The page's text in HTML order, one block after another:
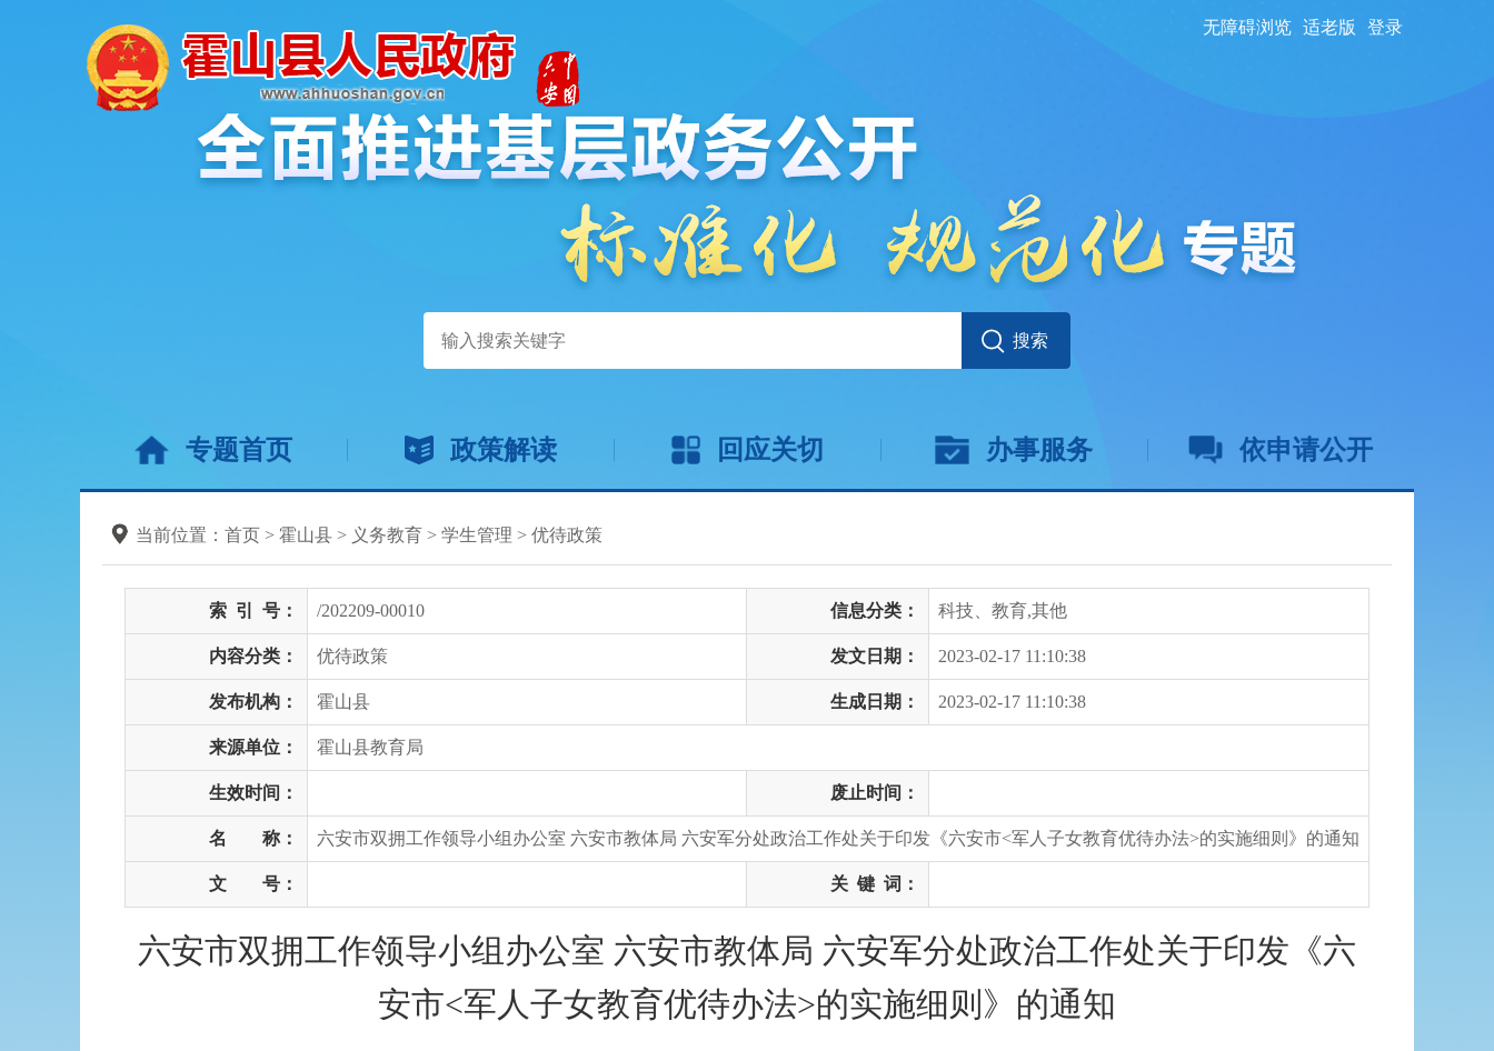
无障碍浏览 适老版 登录
专题首页 政策解读 回应关切 办事服务 依申请公开
当前位置： 首页 > 霍山县 > 义务教育 > 学生管理 > 优待政策
索 引 号： /202209-00010 信息分类： 科技、教育,其他
内容分类： 优待政策 发文日期： 2023-02-17 11:10:38
发布机构： 霍山县 生成日期： 2023-02-17 11:10:38
来源单位： 霍山县教育局
生效时间： 废止时间：
名 称： 六安市双拥工作领导小组办公室 六安市教体局 六安军分处政治工作处关于印发《六安市<军人子女教育优待办法>的实施细则》的通知
文 号： 关 键 词：
六安市双拥工作领导小组办公室 六安市教体局 六安军分处政治工作处关于印发《六
安市<军人子女教育优待办法>的实施细则》的通知